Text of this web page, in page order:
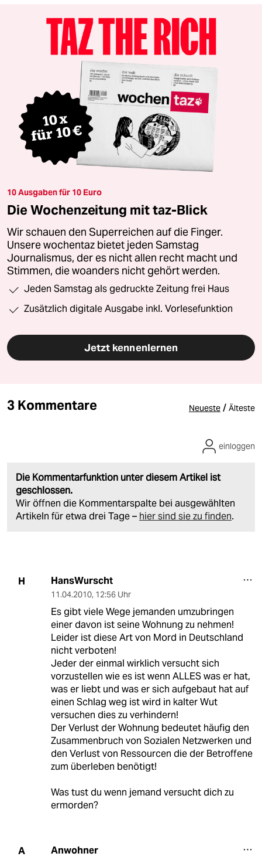
10 Ausgaben für 10 Euro
Die Wochenzeitung mit taz-Blick
Wir schauen den Superreichen auf die Finger.
Unsere wochentaz bietet jeden Samstag
Journalismus, der es nicht allen recht macht und
Stimmen, die woanders nicht gehört werden.
Jeden Samstag als gedruckte Zeitung frei Haus
Zusätzlich digitale Ausgabe inkl. Vorlesefunktion
Jetzt kennenlernen
3 Kommentare Neueste / Älteste
Die Kommentarfunktion unter diesem Artikel ist
geschlossen.
Wir öffnen die Kommentarspalte bei ausgewählten
Artikeln für etwa drei Tage – hier sind sie zu finden.
einloggen
H HansWurscht
11.04.2010, 12:56 Uhr
Es gibt viele Wege jemanden umzubringen
einer davon ist seine Wohnung zu nehmen!
Leider ist diese Art von Mord in Deutschland
nicht verboten!
Jeder der einmal wirklich versucht sich
vorzustellen wie es ist wenn ALLES was er hat,
was er liebt und was er sich aufgebaut hat auf
einen Schlag weg ist wird in kalter Wut
versuchen dies zu verhindern!
Der Verlust der Wohnung bedeutet häufig den
Zusammenbruch von Sozialen Netzwerken und
den Verlust von Ressourcen die der Betroffene
zum überleben benötigt!
Was tust du wenn jemand versucht dich zu
ermorden?
A Anwohner